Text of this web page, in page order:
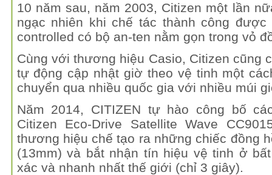
10 năm sau, năm 2003, Citizen một lần
ngạc nhiên khi chế tác thành công được
controlled có bộ an-ten nằm gọn trong vỏ
Cùng với thương hiệu Casio, Citizen cũng
tự động cập nhật giờ theo vệ tinh một
chuyển qua nhiều quốc gia với nhiều múi
Năm 2014, CITIZEN tự hào công bố
Citizen Eco-Drive Satellite Wave
thương hiệu chế tạo ra những chiếc đồng
(13mm) và bắt nhận tín hiệu vệ tinh ở
xác và nhanh nhất thế giới (chỉ 3 giây).